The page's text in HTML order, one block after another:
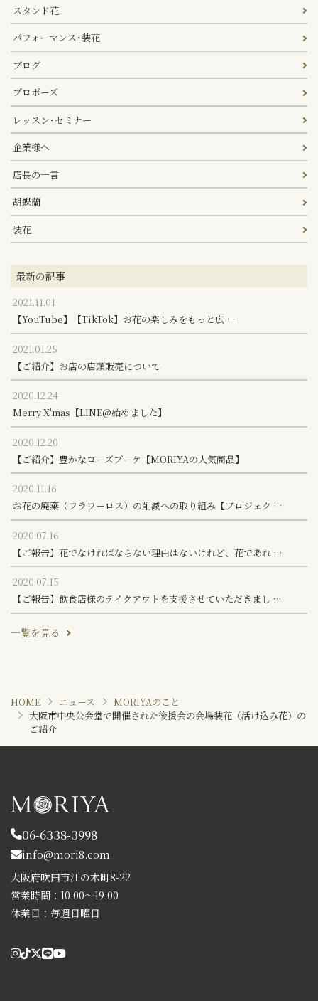
スタンド花
パフォーマンス･装花
ブログ
プロポーズ
レッスン･セミナー
企業様へ
店長の一言
胡蝶蘭
装花
最新の記事
2021.11.01
【YouTube】【TikTok】お花の楽しみをもっと広 …
2021.01.25
【ご紹介】お店の店頭販売について
2020.12.24
Merry X'mas【LINE@始めました】
2020.12.20
【ご紹介】豊かなローズブーケ【MORIYAの人気商品】
2020.11.16
お花の廃棄（フラワーロス）の削減への取り組み【プロジェク …
2020.07.16
【ご報告】花でなければならない理由はないけれど、花であれ …
2020.07.15
【ご報告】飲食店様のテイクアウトを支援させていただきまし …
一覧を見る
HOME ニュース
MORIYAのこと
大阪市中央公会堂で開催された後援会の会場装花（活け込み花）の
ご紹介
06-6338-3998
info@mori8.com
大阪府吹田市江の木町8-22
営業時間：10:00～19:00
休業日：毎週日曜日